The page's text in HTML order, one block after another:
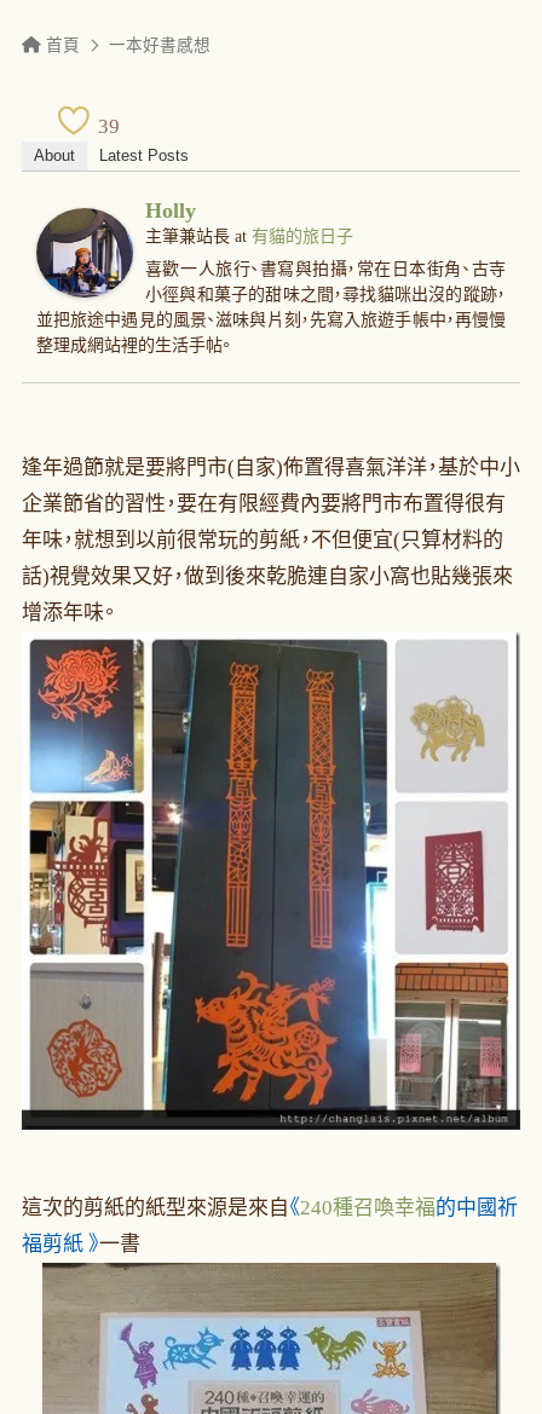
首頁 一本好書感想
39
About Latest Posts
Holly
主筆兼站長at 有貓的旅日子
喜歡一人旅行、書寫與拍攝，常在日本街角、古寺
小徑與和菓子的甜味之間，尋找貓咪出沒的蹤跡，
並把旅途中遇見的風景、滋味與片刻，先寫入旅遊手帳中，再慢慢
整理成網站裡的生活手帖。
逢年過節就是要將門市(自家)佈置得喜氣洋洋，基於中小
企業節省的習性，要在有限經費內要將門市布置得很有
年味，就想到以前很常玩的剪紙，不但便宜(只算材料的
話)視覺效果又好，做到後來乾脆連自家小窩也貼幾張來
增添年味。
這次的剪紙的紙型來源是來自《240種召喚幸福的中國祈
福剪紙 》一書